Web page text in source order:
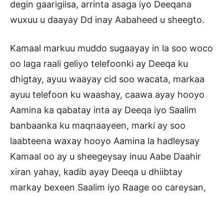
degin gaarigiisa, arrinta asaga iyo Deeqana
wuxuu u daayay Dd inay Aabaheed u sheegto.
Kamaal markuu muddo sugaayay in la soo woco
oo laga raali geliyo telefoonki ay Deeqa ku
dhigtay, ayuu waayay cid soo wacata, markaa
ayuu telefoon ku waashay, caawa ayay hooyo
Aamina ka qabatay inta ay Deeqa iyo Saalim
banbaanka ku maqnaayeen, marki ay soo
laabteena waxay hooyo Aamina la hadleysay
Kamaal oo ay u sheegeysay inuu Aabe Daahir
xiran yahay, kadib ayay Deeqa u dhiibtay
markay bexeen Saalim iyo Raage oo careysan,